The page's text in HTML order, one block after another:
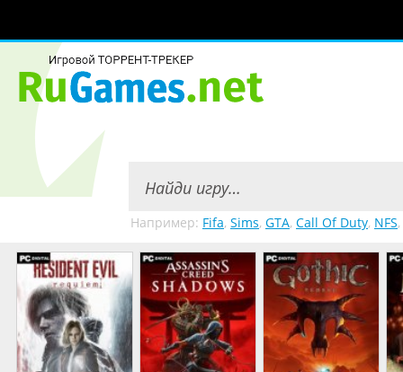
Например: Fifa, Sims, GTA, Call Of Duty, NFS,